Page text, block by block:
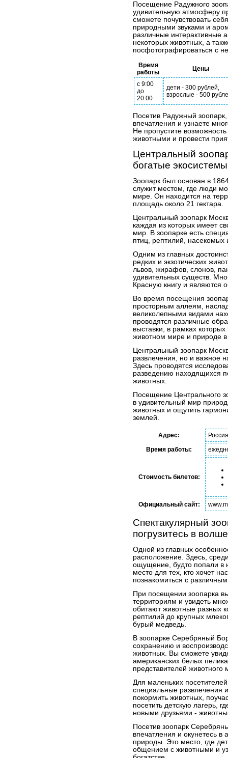
Посещение Радужного
удивительную атмосферу
сможете почувствовать
природными звуками и
различные интерактивные
некоторых животных, а
посфотографироваться с
Время
работы
Цены
с 9:00
до
20:00
дети - 300 рублей,
взрослые - 500
Посетив Радужный
впечатления и узнаете
Не пропустите
животными и провести
Центральный
богатые экосистемы
Зоопарк был основан в
служит местом, где люди
мире. Он находится на
площадь около 21 гектара.
Центральный зоопарк
каждая из которых имеет
мир. В зоопарке есть
птиц, рептилий, насекомых
Одним из главных
редких и экзотических
львов, жирафов, слонов,
удивительных существ.
Красную книгу и являются
Во время посещения
просторным аллеям,
великолепными видами
проводятся различные
выставки, в рамках
животном мире и природе
Центральный зоопарк
развлечения, но и важное
Здесь проводятся
разведению находящихся
животных.
Посещение Центрального
в удивительный мир
животных и ощутить
землей.
Адрес:
Время работы:
Стоимость билетов:
Официальный сайт:
Спектакулярный
погрузитесь в
Одной из главных
расположение. Здесь,
ощущение, будто попали в
место для тех, кто хочет
познакомиться с
При посещении зоопарка
территориям и увидеть
обитают животные разных
рептилий до крупных
бурый медведь.
В зоопарке Серебряный
сохранению и
животных. Вы сможете
американских белых
представителей животного
Для маленьких
специальные развлечения
покормить животных,
посетить детскую лагерь,
новыми друзьями -
Посетив зоопарк
впечатления и окунетесь
природы. Это место, где
общением с животными и